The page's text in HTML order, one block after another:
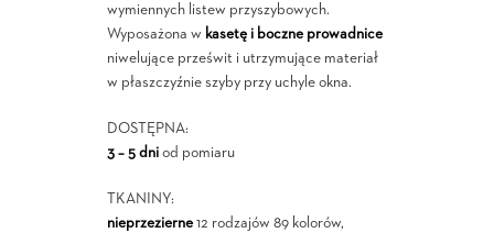
wymiennych listew przyszybowych.
Wyposażona w kasetę i boczne prowadnice
niwelujące prześwit i utrzymujące materiał
w płaszczyźnie szyby przy uchyle okna.
DOSTĘPNA:
3 – 5 dniod pomiaru
TKANINY:
nieprzezierne12 rodzajów 89 kolorów,